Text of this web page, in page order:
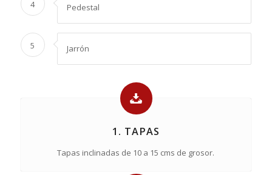
4 Pedestal
5 Jarrón
1. TAPAS
Tapas inclinadas de 10 a 15 cms de grosor.